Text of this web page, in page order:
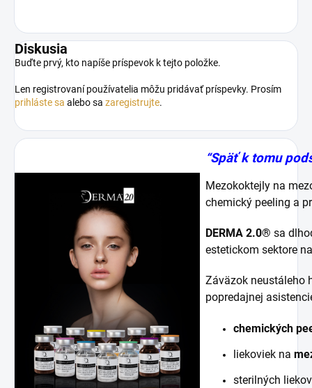
Diskusia
Buďte prvý, kto napíše príspevok k tejto položke.
Len registrovaní používatelia môžu pridávať príspevky. Prosím
prihláste sa alebo sa zaregistrujte.
“Späť k tomu
Mezokoktejly na
chemický peeling a
DERMA 2.0® sa
estetickom sektore
Záväzok neustáleho
popredajnej
chemických
liekoviek na
sterilných